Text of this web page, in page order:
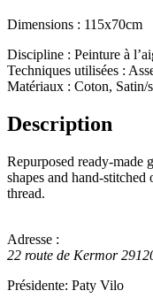
Dimensions : 115x70cm
Discipline : Peinture à
Techniques utilisées :
Matériaux : Coton, Satin/
Description
Repurposed ready-made
shapes and hand-
thread.
Adresse :
22 route de Kermor
Présidente: Paty Vilo